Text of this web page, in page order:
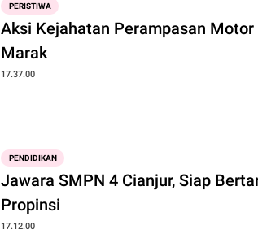
PERISTIWA
Aksi Kejahatan Perampasan Motor
Marak
17.37.00
PENDIDIKAN
Jawara SMPN 4 Cianjur, Siap
Propinsi
17.12.00